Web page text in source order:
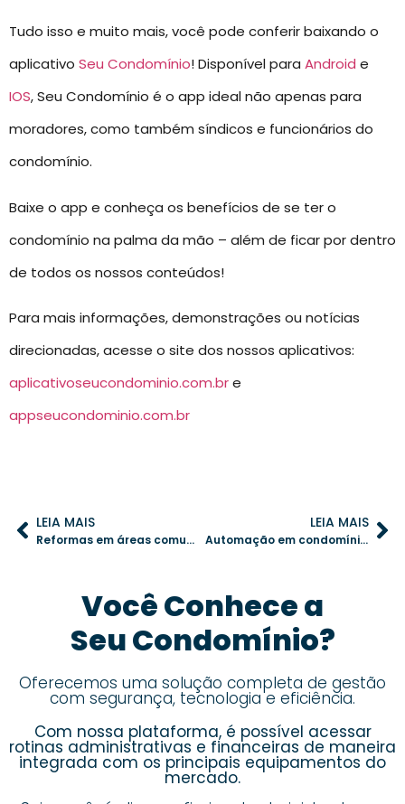
Tudo isso e muito mais, você pode conferir baixando o
aplicativo Seu Condomínio! Disponível para Android e
IOS, Seu Condomínio é o app ideal não apenas para
moradores, como também síndicos e funcionários do
condomínio.
Baixe o app e conheça os benefícios de se ter o
condomínio na palma da mão – além de ficar por dentro
de todos os nossos conteúdos!
Para mais informações, demonstrações ou notícias
direcionadas, acesse o site dos nossos aplicativos:
aplicativoseucondominio.com.bre
appseucondominio.com.br
LEIA MAIS
Reformas em áreas comuns: como agir dentro dos limites legais
LEIA MAIS
Automação em condomínios antigos: estratégias para modernizar e valorizar
Você Conhece a
Seu Condomínio?
Oferecemos uma solução completa de gestão
com segurança, tecnologia e eficiência.
Com nossa plataforma, é possível acessar
rotinas administrativas e financeiras de maneira
integrada com os principais equipamentos do
mercado.